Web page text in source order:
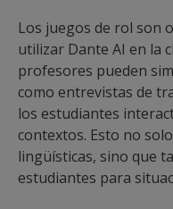
Los juegos de rol son
utilizar Dante AI en la
profesores pueden
como entrevistas de
los estudiantes
contextos. Esto no
lingüísticas, sino que
estudiantes para